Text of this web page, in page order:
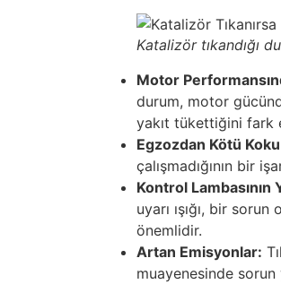
Katalizör tıkandığı
Motor
durum, motor
yakıt tükettiğini fark
Egzozdan Kötü
çalışmadığının bir
Kontrol Lambasının
uyarı ışığı, bir
önemlidir.
Artan Emisyonlar:
muayenesinde